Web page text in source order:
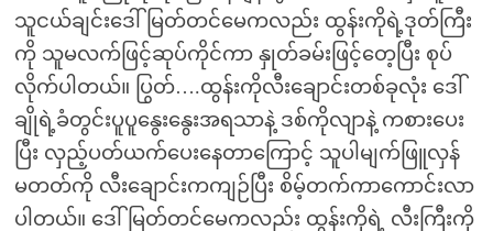
သူငယ်ချင်းဒေါ်မြတ်တင်မေကလည်း ထွန်းကိုရဲ့ဒုတ်ကြီး
ကို သူမလက်ဖြင့်ဆုပ်ကိုင်ကာ နှုတ်ခမ်းဖြင့်တေ့ပြီး စုပ်
လိုက်ပါတယ်။ ပြွတ်….ထွန်းကိုလီးချောင်းတစ်ခုလုံး ဒေါ်
ချိုရဲ့ခံတွင်းပူပူနွေးနွေးအရသာနဲ့ ဒစ်ကိုလျာနဲ့ ကစားပေး
ပြီး လှည့်ပတ်ယက်ပေးနေတာကြောင့် သူပါမျက်ဖြူလှန်
မတတ်ကို လီးချောင်းကကျဉ်ပြီး စိမ့်တက်ကာကောင်းလာ
ပါတယ်။ ဒေါ်မြတ်တင်မေကလည်း ထွန်းကိုရဲ့ လီးကြီးကို